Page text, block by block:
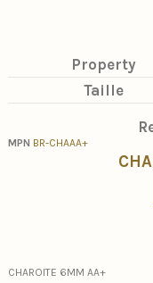
Property
Taille
MPN BR-CHAAA+
CHAROITE 6MM AA+